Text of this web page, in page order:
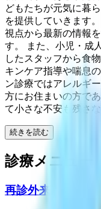
どもたちが元気に暮
を提供していきます
視点から最新の情報
す。 また、小児・成
したスタッフから食
キンケア指導や喘息
ン診療ではアレルギ
方にお住まいの方で
て小さな不安も残さ
続きを読む
診療メニュー
再診外来